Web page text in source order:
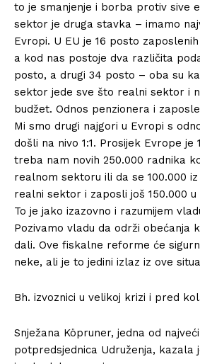
to je smanjenje i borba protiv sive
sektor je druga stavka – imamo
Evropi. U EU je 16 posto
a kod nas postoje dva različita
posto, a drugi 34 posto – oba su
sektor jede sve što realni sektor i
budžet. Odnos penzionera i
Mi smo drugi najgori u Evropi s
došli na nivo 1:1. Prosijek Evrope je
treba nam novih 250.000 radnika
realnom sektoru ili da se 100.000
realni sektor i zaposli još 150.000
To je jako izazovno i razumijem
Pozivamo vladu da održi obećanja
dali. Ove fiskalne reforme će
neke, ali je to jedini izlaz iz ove
Bh. izvoznici u velikoj krizi i pred
Snježana Köpruner, jedna od
potpredsjednica Udruženja, kazala